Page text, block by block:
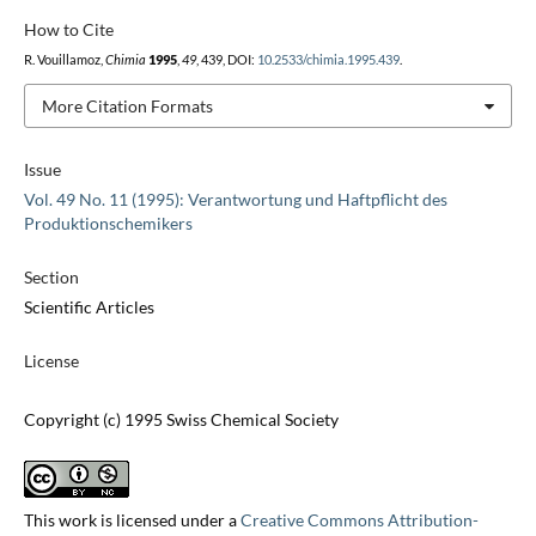
Issue
Vol. 49 No. 11 (1995): Verantwortung und Haftpflicht des
Produktionschemikers
Section
Scientific Articles
License
Copyright (c) 1995 Swiss Chemical Society
This work is licensed under aCreative Commons Attribution-
How to Cite
R. Vouillamoz, Chimia 1995, 49, 439, DOI: 10.2533/chimia.1995.439.
More Citation Formats